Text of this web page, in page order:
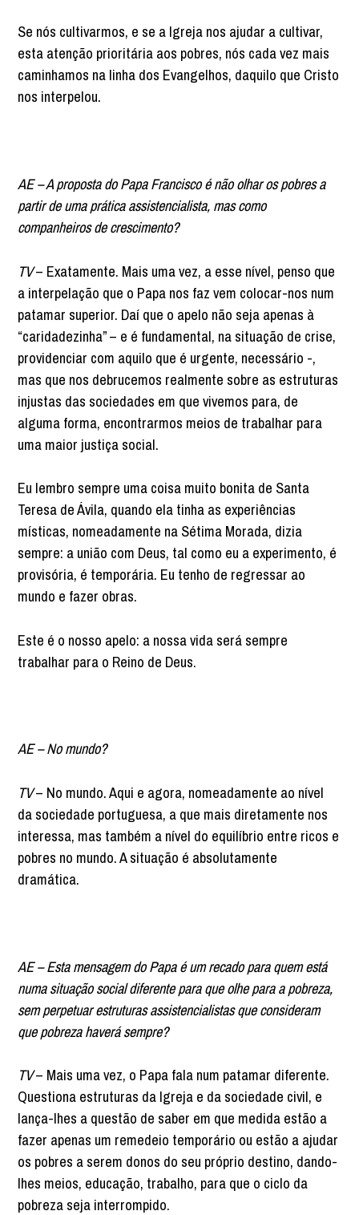
Se nós cultivarmos, e se a Igreja nos ajudar a cultivar,
esta atenção prioritária aos pobres, nós cada vez mais
caminhamos na linha dos Evangelhos, daquilo que Cristo
nos interpelou.
AE – A proposta do Papa Francisco é não olhar os pobres a
partir de uma prática assistencialista, mas como
companheiros de crescimento?
TV– Exatamente. Mais uma vez, a esse nível, penso que
a interpelação que o Papa nos faz vem colocar-nos num
patamar superior. Daí que o apelo não seja apenas à
“caridadezinha” – e é fundamental, na situação de crise,
providenciar com aquilo que é urgente, necessário -,
mas que nos debrucemos realmente sobre as estruturas
injustas das sociedades em que vivemos para, de
alguma forma, encontrarmos meios de trabalhar para
uma maior justiça social.
Eu lembro sempre uma coisa muito bonita de Santa
Teresa de Ávila, quando ela tinha as experiências
místicas, nomeadamente na Sétima Morada, dizia
sempre: a união com Deus, tal como eu a experimento, é
provisória, é temporária. Eu tenho de regressar ao
mundo e fazer obras.
Este é o nosso apelo: a nossa vida será sempre
trabalhar para o Reino de Deus.
AE – No mundo?
TV– No mundo. Aqui e agora, nomeadamente ao nível
da sociedade portuguesa, a que mais diretamente nos
interessa, mas também a nível do equilíbrio entre ricos e
pobres no mundo. A situação é absolutamente
dramática.
AE – Esta mensagem do Papa é um recado para quem está
numa situação social diferente para que olhe para a pobreza,
sem perpetuar estruturas assistencialistas que consideram
que pobreza haverá sempre?
TV– Mais uma vez, o Papa fala num patamar diferente.
Questiona estruturas da Igreja e da sociedade civil, e
lança-lhes a questão de saber em que medida estão a
fazer apenas um remedeio temporário ou estão a ajudar
os pobres a serem donos do seu próprio destino, dando-
lhes meios, educação, trabalho, para que o ciclo da
pobreza seja interrompido.